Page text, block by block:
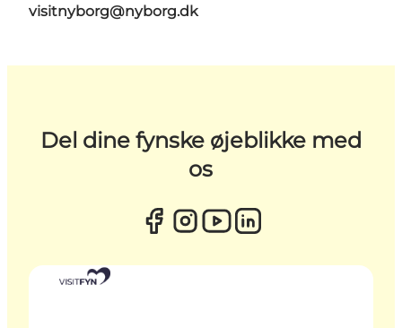
visitnyborg@nyborg.dk
Del dine fynske øjeblikke med
os